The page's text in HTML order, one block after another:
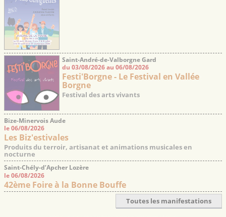
Saint-André-de-Valborgne Gard
du 03/08/2026 au 06/08/2026
Festi'Borgne - Le Festival en Vallée
Borgne
Festival des arts vivants
Bize-Minervois Aude
le 06/08/2026
Les Biz'estivales
Produits du terroir, artisanat et animations musicales en
nocturne
Saint-Chély-d’Apcher Lozère
le 06/08/2026
42ème Foire à la Bonne Bouffe
Toutes les manifestations